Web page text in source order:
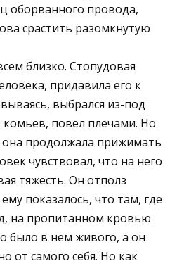
оборванного провода,
срастить разомкнутую
близко. Стопудовая
придавила его к
выбрался из-под
комьев, повел плечами. Но
она продолжала прижимать
чувствовал, что на него
тяжесть. Он отполз
показалось, что там, где
на пропитанном кровью
было в нем живого, а он
от самого себя. Но как